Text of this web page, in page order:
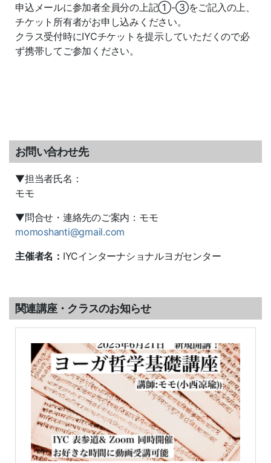
申込メールに参加者全員分の上記①-③をご記入の上、
チケット所有者がお申し込みください。
クラス受付時にIYCチケットを提示していただくので必
ず携帯してご参加ください。
お問い合わせ先
▼担当者氏名：
モモ
▼問合せ・連絡先のご案内：モモ
momoshanti@gmail.com
主催者名： IYCインターナショナルヨガセンター
関連講座・クラスのお知らせ